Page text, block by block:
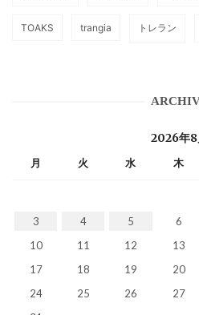
TOAKS trangia トレラン
2026年8
月 火 水 木
3
4 5 6
10
11 12 13
17
18 19 20
24
25 26 27